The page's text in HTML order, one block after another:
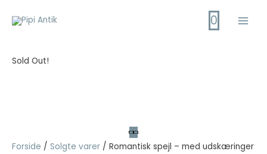
0
Sold Out!
Forside / Solgte varer / Romantisk spejl – med udskæringer